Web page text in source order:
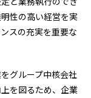
性の高い経営を実
スの充実を重要な
グループ中核会社
を図るため、企業